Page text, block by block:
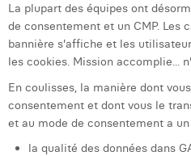
Janne Beke
Jonas Geiregat
Justine Cremer
Laura Rooseleer
Laura Verhelst
La plupart des équipes ont
de consentement et un CMP. Les
bannière s'affiche et les
les cookies. Mission accomplie...
En coulisses, la manière dont
consentement et dont vous le
et au mode de consentement a
la qualité des données dans